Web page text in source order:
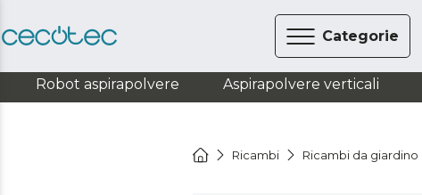
Categorie
Robot aspirapolvere Aspirapolvere verticali
Ricambi Ricambi da giardino